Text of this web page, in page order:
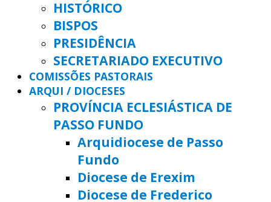
HISTÓRICO
BISPOS
PRESIDÊNCIA
SECRETARIADO EXECUTIVO
COMISSÕES PASTORAIS
ARQUI / DIOCESES
PROVÍNCIA ECLESIÁSTICA DE
PASSO FUNDO
Arquidiocese de Passo
Fundo
Diocese de Erexim
Diocese de Frederico